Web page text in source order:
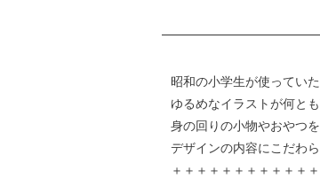
昭和の小学生が使ってい
ゆるめなイラストが何と
身の回りの小物やおやつ
デザインの内容にこだわ
＋＋＋＋＋＋＋＋＋＋＋